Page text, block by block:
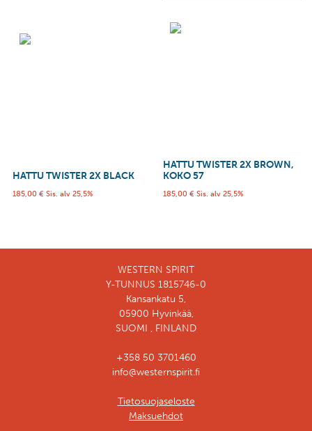
HATTU TWISTER 2X BLACK
185,00 € Sis. alv 25,5%
HATTU TWISTER 2X BROWN,
KOKO 57
185,00 € Sis. alv 25,5%
WESTERN SPIRIT
Y-TUNNUS 1815746-0
Kansankatu 5,
05900 Hyvinkää,
SUOMI , FINLAND
+358 50 3701460
info@westernspirit.fi
Tietosuojaseloste
Maksuehdot